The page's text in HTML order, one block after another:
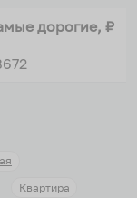
дорогие, ₽
Квартира